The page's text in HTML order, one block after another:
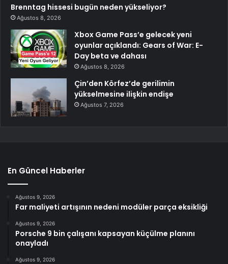
Brenntag hissesi bugün neden yükseliyor?
Ağustos 8, 2026
Xbox Game Pass’e gelecek yeni
oyunlar açıklandı: Gears of War: E-
Day beta ve dahası
Ağustos 8, 2026
Çin’den Körfez’de gerilimin
yükselmesine ilişkin endişe
Ağustos 7, 2026
En Güncel Haberler
Ağustos 9, 2026
Far maliyeti artışının nedeni modüler parça eksikliği
Ağustos 9, 2026
Porsche 9 bin çalışanı kapsayan küçülme planını
onayladı
Ağustos 9, 2026